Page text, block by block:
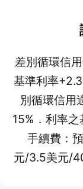
差別循環信
基準利率
別循環信用
15%．利率
手續費：
元/3.5美元/